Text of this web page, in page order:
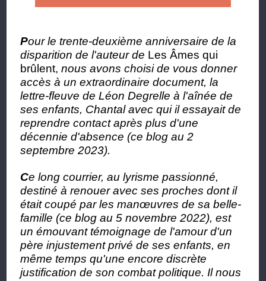
Pour le trente-deuxième anniversaire de la
disparition de l'auteur de Les Âmes qui
brûlent, nous avons choisi de vous donner
accès à un extraordinaire document, la
lettre-fleuve de Léon Degrelle à l'aînée de
ses enfants, Chantal avec qui il essayait de
reprendre contact après plus d'une
décennie d'absence (ce blog au 2
septembre 2023).
Ce long courrier, au lyrisme passionné,
destiné à renouer avec ses proches dont il
était coupé par les manœuvres de sa belle-
famille (ce blog au 5 novembre 2022), est
un émouvant témoignage de l'amour d'un
père injustement privé de ses enfants, en
même temps qu'une encore discrète
justification de son combat politique. Il nous